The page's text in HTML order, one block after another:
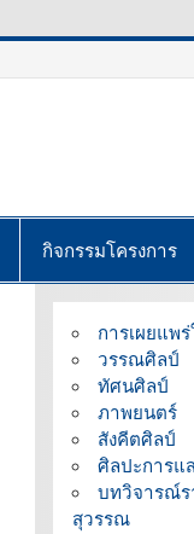
กิจกรรมโครงการ
การเผยแพ
วรรณศิลป์
ทัศนศิลป์
ภาพยนตร์
สังคีตศิลป์
ศิลปะการแ
บทวิจารณ์ร
สุวรรณ